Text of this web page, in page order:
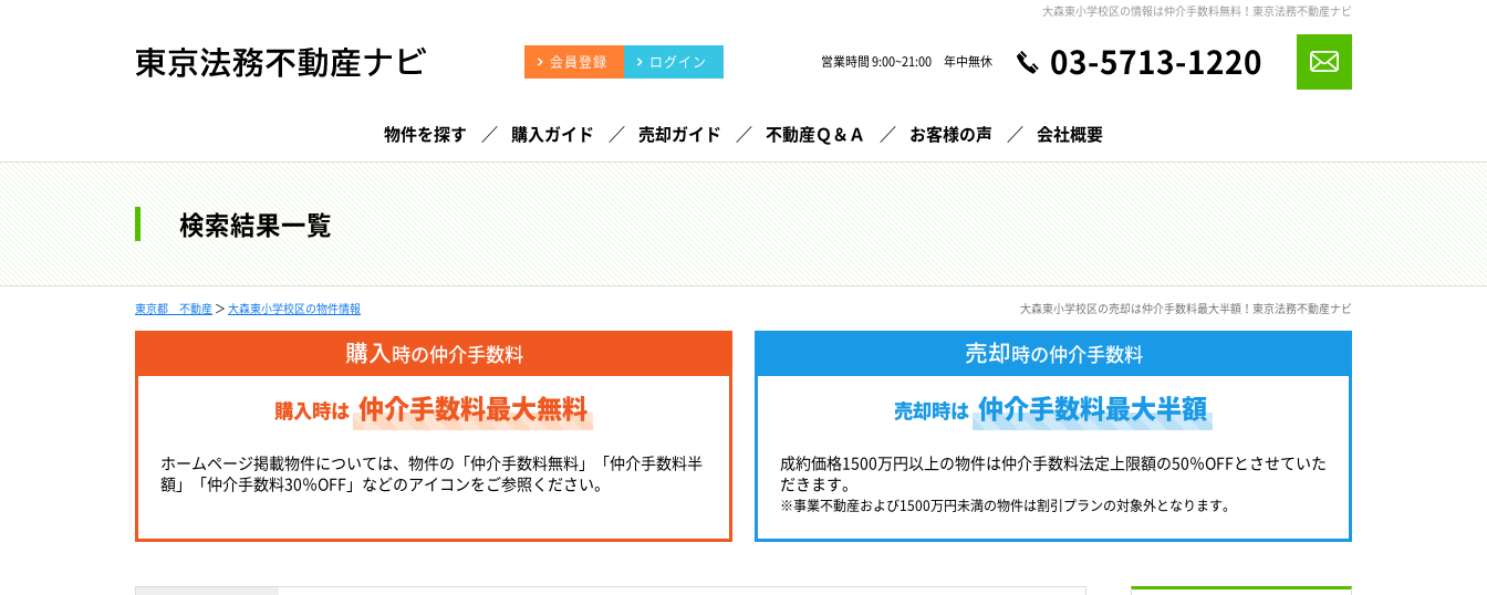
大森東小学校区の情報は仲介手数料無料！東京法務不動産ナビ
会員登録 ログイン 営業時間 9:00~21:00 年中無休 03-5713-1220
物件を探す 購入ガイド 売却ガイド 不動産Ｑ＆Ａ お客様の声 会社概要
検索結果一覧
東京都 不動産 ＞ 大森東小学校区の物件情報 大森東小学校区の売却は仲介手数料最大半額！東京法務不動産ナビ
購入時の仲介手数料
購入時は 仲介手数料最大無料
ホームページ掲載物件については、物件の「仲介手数料無料」「仲介手数料半
額」「仲介手数料30％OFF」などのアイコンをご参照ください。
売却時の仲介手数料
売却時は 仲介手数料最大半額
成約価格1500万円以上の物件は仲介手数料法定上限額の50％OFFとさせていた
だきます。
※事業不動産および1500万円未満の物件は割引プランの対象外となります。